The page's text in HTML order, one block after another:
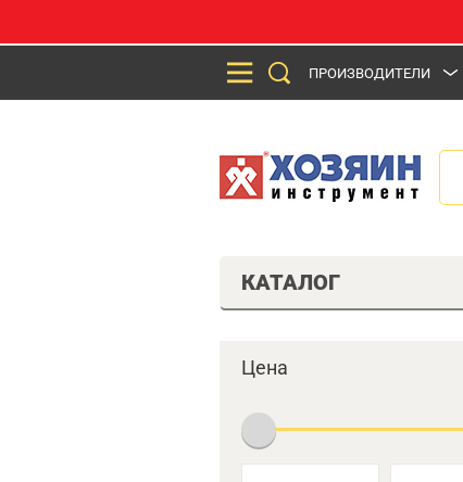
ПРОИЗВОДИТЕЛИ
КАТАЛОГ
Цена